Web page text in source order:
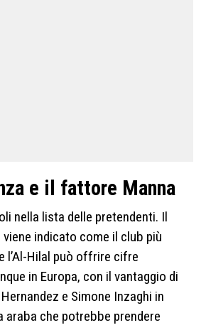
e il fattore Manna
nella lista delle pretendenti. Il
indicato come il club più
l’Al-Hilal può offrire cifre
in Europa, con il vantaggio di
e Simone Inzaghi in
araba che potrebbe prendere